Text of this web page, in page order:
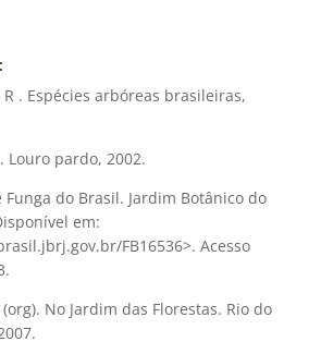
R . Espécies arbóreas brasileiras,
Louro pardo, 2002.
Funga do Brasil. Jardim Botânico do
em:
FB16536>. Acesso
(org). No Jardim das Florestas. Rio do